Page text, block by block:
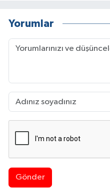
Yorumlar
Gönder